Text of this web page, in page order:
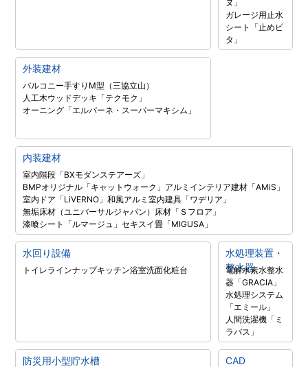
ヌ」
ガレージ用止水
シート「止めピ
タ」
外装建材
バルコニー手すりM型（三協立山）
人工木ウッドデッキ「テクモク」
オーニング「エルバーネ・スーパーマキシム」
内装建材
室内階段「BXモダンステアーズ」
BMPオリジナル「キャットウォーク」 アルミインテリア建材「AMiS」
室内ドア「LiVERNO」和風アルミ室内建具「ワデリア」
無垢床材（ユニバーサルジャパン） 床材「Ｓフロア」
漆喰シート「ルマージュ」セキスイ畳「MIGUSA」
水回り設備
トイレラインナップキッチン浴室洗面化粧台
水処理装置・
整水器
電解水素水整水
器「GRACIA」
水処理システム
「エミール」
人間洗濯機「ミ
ラバス」
防災用小型貯水槽 CAD